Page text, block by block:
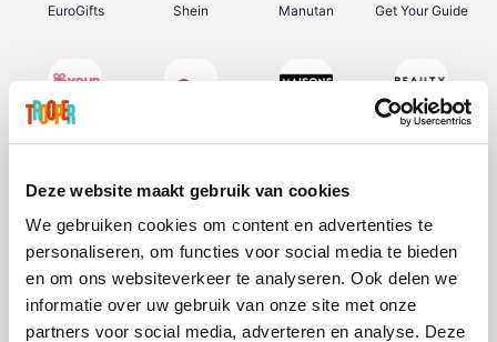
Deze website maakt gebruik van cookies
We gebruiken cookies om content en advertenties te
personaliseren, om functies voor social media te bieden
en om ons websiteverkeer te analyseren. Ook delen we
informatie over uw gebruik van onze site met onze
partners voor social media, adverteren en analyse. Deze
EuroGifts Shein Manutan Get Your Guide